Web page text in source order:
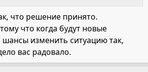
что решение принято.
что когда будут новые
шансы изменить ситуацию так,
вас радовало.